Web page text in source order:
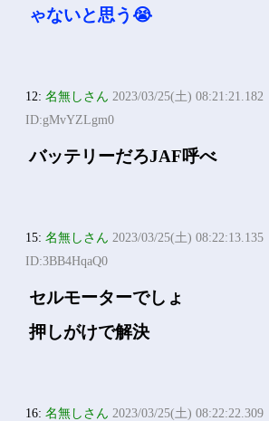
ゃないと思う😭
12:名無しさん 2023/03/25(土) 08:21:21.182
ID:gMvYZLgm0
バッテリーだろJAF呼べ
15:名無しさん 2023/03/25(土) 08:22:13.135
ID:3BB4HqaQ0
セルモーターでしょ
押しがけで解決
16:名無しさん 2023/03/25(土) 08:22:22.309